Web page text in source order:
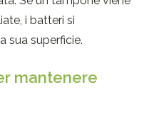
i batteri si
sua superficie.
mantenere